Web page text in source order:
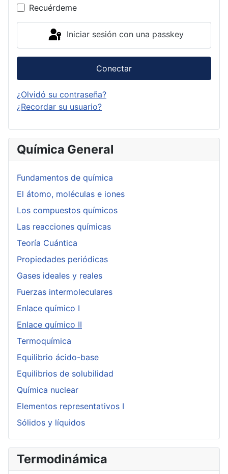
Recuérdeme
Iniciar sesión con una passkey
Conectar
¿Olvidó su contraseña?
¿Recordar su usuario?
Química General
Fundamentos de química
El átomo, moléculas e iones
Los compuestos químicos
Las reacciones químicas
Teoría Cuántica
Propiedades periódicas
Gases ideales y reales
Fuerzas intermoleculares
Enlace químico I
Enlace químico II
Termoquímica
Equilibrio ácido-base
Equilibrios de solubilidad
Química nuclear
Elementos representativos I
Sólidos y líquidos
Termodinámica